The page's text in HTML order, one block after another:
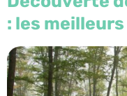
: les